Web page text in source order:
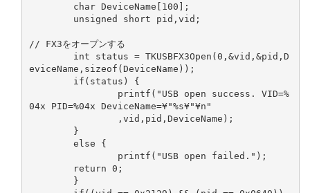
// FX3をオープンする
eviceName,sizeof(DeviceName));
04x PID=%04x DeviceName=¥"%s¥"¥n"